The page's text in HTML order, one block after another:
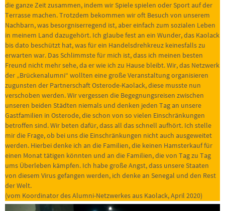
die ganze Zeit zusammen, indem wir Spiele spielen oder Sport auf der
Terrasse machen. Trotzdem bekommen wir oft Besuch von unserem
Nachbarn, was besorgniserregend ist, aber einfach zum sozialen Leben
in meinem Land dazugehört. Ich glaube fest an ein Wunder, das Kaolack
bis dato beschützt hat, was für ein Handelsdrehkreuz keinesfalls zu
erwarten war. Das Schlimmste für mich ist, dass ich meinen besten
Freund nicht mehr sehe, da er wie ich zu Hause bleibt. Wir, das Netzwerk
der „Brückenalumni“ wollten eine große Veranstaltung organisieren
zugunsten der Partnerschaft Osterode-Kaolack, diese musste nun
verschoben werden. Wir vergessen die Begegnungsreisen zwischen
unseren beiden Städten niemals und denken jeden Tag an unsere
Gastfamilien in Osterode, die schon von so vielen Einschränkungen
betroffen sind. Wir beten dafür, dass all das schnell aufhört. Ich stelle
mir die Frage, ob bei uns die Einschränkungen nicht auch ausgeweitet
werden. Hierbei denke ich an die Familien, die keinen Hamsterkauf für
einen Monat tätigen könnten und an die Familien, die von Tag zu Tag
ums Überleben kämpfen. Ich habe große Angst, dass unsere Staaten
von diesem Virus gefangen werden, ich denke an Senegal und den Rest
der Welt.
(vom Koordinator des Alumni-Netzwerkes aus Kaolack, April 2020)